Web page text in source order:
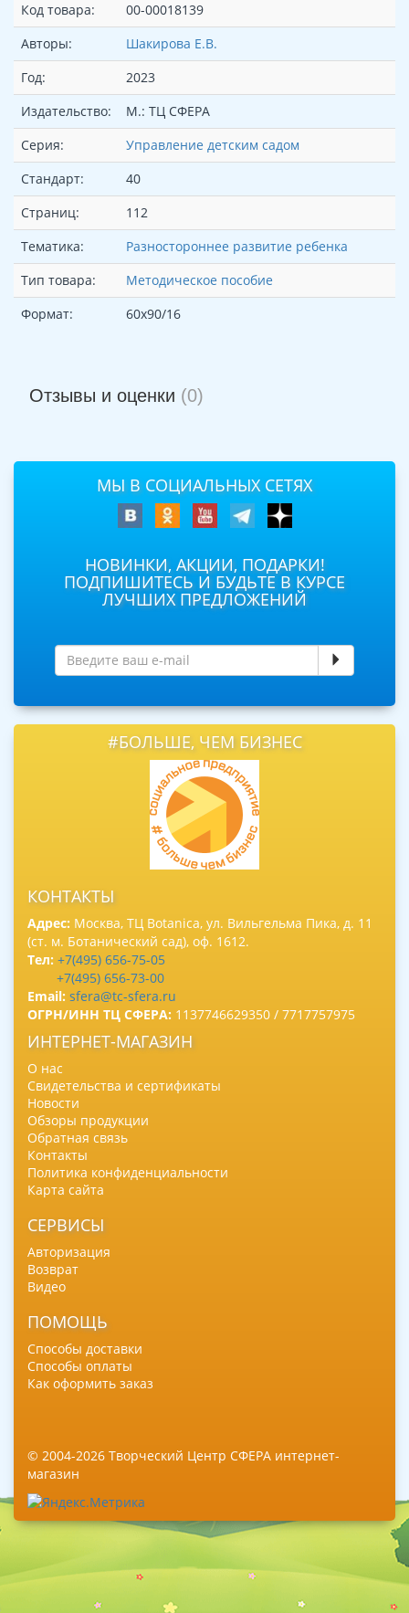
Код товара:
00-00018139
Авторы:
Шакирова Е.В.
Год:
2023
Издательство:
М.: ТЦ СФЕРА
Серия:
Управление детским садом
Стандарт:
40
Страниц:
112
Тематика:
Разностороннее развитие ребенка
Тип товара:
Методическое пособие
Формат:
60x90/16
Отзывы и оценки (0)
МЫ В СОЦИАЛЬНЫХ СЕТЯХ
НОВИНКИ, АКЦИИ, ПОДАРКИ!
ПОДПИШИТЕСЬ И БУДЬТЕ В КУРСЕ
ЛУЧШИХ ПРЕДЛОЖЕНИЙ
#БОЛЬШЕ, ЧЕМ БИЗНЕС
КОНТАКТЫ
Адрес: Москва, ТЦ Botanica, ул. Вильгельма Пика, д. 11
(ст. м. Ботанический сад), оф. 1612.
Тел: +7(495) 656-75-05
+7(495) 656-73-00
Email: sfera@tc-sfera.ru
ОГРН/ИНН ТЦ СФЕРА: 1137746629350 / 7717757975
ИНТЕРНЕТ-МАГАЗИН
О нас
Свидетельства и сертификаты
Новости
Обзоры продукции
Обратная связь
Контакты
Политика конфиденциальности
Карта сайта
СЕРВИСЫ
Авторизация
Возврат
Видео
ПОМОЩЬ
Способы доставки
Способы оплаты
Как оформить заказ
© 2004-2026 Творческий Центр СФЕРА интернет-
магазин